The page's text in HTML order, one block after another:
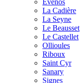
Evenos
La Cadière
La Seyne
Le Beausset
Le Castellet
Ollioules
Riboux
Saint Cyr
Sanary
Signes